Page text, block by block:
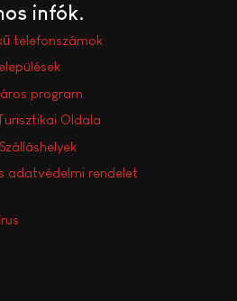
infók
telefonszámok
program
Oldala
adatvédelmi rendelet